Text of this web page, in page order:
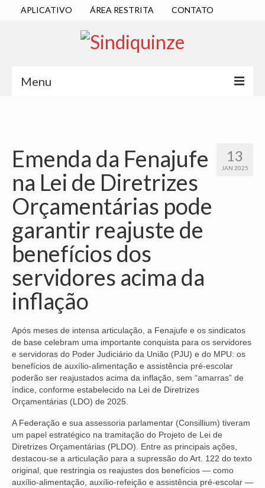
APLICATIVO ÁREA RESTRITA CONTATO
Menu
DIRETORIA EXECUTIVA
ESTATUTO
ATAS
LOCALIZAÇÃO
QUEM SOMOS
NOSSA HISTÓRIA
SUBSEDES
ARAÇATUBA
BAURU
PRESIDENTE PRUDENTE
RIBEIRÃO PRETO
SÃO JOSÉ DOS CAMPOS
SÃO JOSÉ DO RIO PRETO
SOROCABA
13
JAN 2025
Emenda da Fenajufe
na Lei de Diretrizes
Orçamentárias pode
garantir reajuste de
benefícios dos
servidores acima da
inflação
Após meses de intensa articulação, a Fenajufe e os sindicatos
de base celebram uma importante conquista para os servidores
e servidoras do Poder Judiciário da União (PJU) e do MPU: os
benefícios de auxílio-alimentação e assistência pré-escolar
poderão ser reajustados acima da inflação, sem “amarras” de
índice, conforme estabelecido na Lei de Diretrizes
Orçamentárias (LDO) de 2025.
A Federação e sua assessoria parlamentar (Consillium) tiveram
um papel estratégico na tramitação do Projeto de Lei de
Diretrizes Orçamentárias (PLDO). Entre as principais ações,
destacou-se a articulação para a supressão do Art. 122 do texto
original, que restringia os reajustes dos benefícios — como
auxílio-alimentação, auxílio-refeição e assistência pré-escolar —